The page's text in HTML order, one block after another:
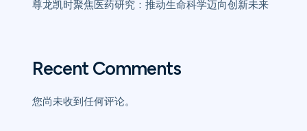
尊龙凯时聚焦医药研究：推动生命科学迈向创新未来
Recent Comments
您尚未收到任何评论。